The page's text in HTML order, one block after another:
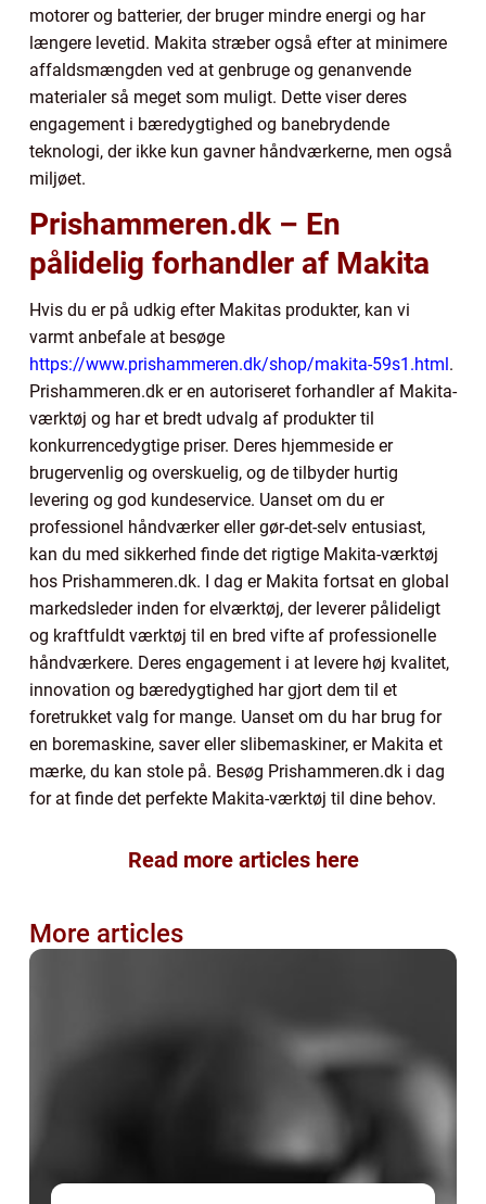
motorer og batterier, der bruger mindre energi og har
længere levetid. Makita stræber også efter at minimere
affaldsmængden ved at genbruge og genanvende
materialer så meget som muligt. Dette viser deres
engagement i bæredygtighed og banebrydende
teknologi, der ikke kun gavner håndværkerne, men også
miljøet.
Prishammeren.dk – En
pålidelig forhandler af Makita
Hvis du er på udkig efter Makitas produkter, kan vi
varmt anbefale at besøge
https://www.prishammeren.dk/shop/makita-59s1.html.
Prishammeren.dk er en autoriseret forhandler af Makita-
værktøj og har et bredt udvalg af produkter til
konkurrencedygtige priser. Deres hjemmeside er
brugervenlig og overskuelig, og de tilbyder hurtig
levering og god kundeservice. Uanset om du er
professionel håndværker eller gør-det-selv entusiast,
kan du med sikkerhed finde det rigtige Makita-værktøj
hos Prishammeren.dk. I dag er Makita fortsat en global
markedsleder inden for elværktøj, der leverer pålideligt
og kraftfuldt værktøj til en bred vifte af professionelle
håndværkere. Deres engagement i at levere høj kvalitet,
innovation og bæredygtighed har gjort dem til et
foretrukket valg for mange. Uanset om du har brug for
en boremaskine, saver eller slibemaskiner, er Makita et
mærke, du kan stole på. Besøg Prishammeren.dk i dag
for at finde det perfekte Makita-værktøj til dine behov.
Read more articles here
More articles